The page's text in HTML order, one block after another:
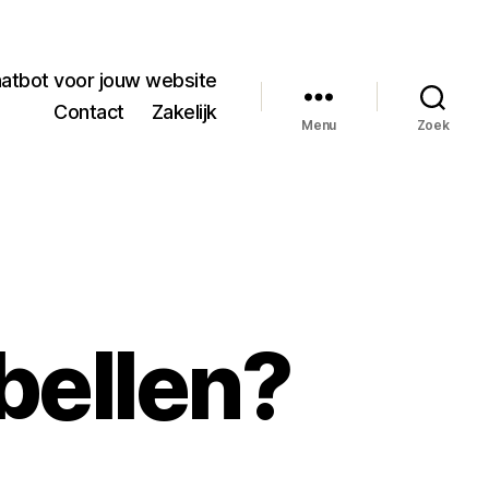
voor jouw website
Contact
Zakelijk
Menu Zoek